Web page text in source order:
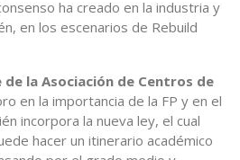
ha creado en la industria y
en los escenarios de Rebuild
la Asociación de Centros de
en la importancia de la FP y en el
incorpora la nueva ley, el cual
hacer un itinerario académico